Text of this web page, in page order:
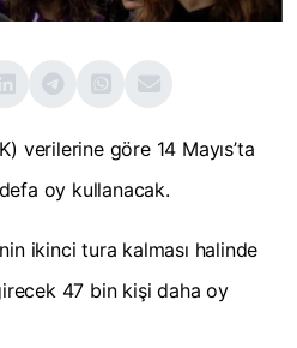
verilerine göre 14 Mayıs’ta
oy kullanacak.
ikinci tura kalması halinde
47 bin kişi daha oy